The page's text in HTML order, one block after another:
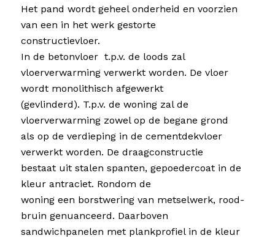
Het pand wordt geheel onderheid en voorzien
van een in het werk gestorte
constructievloer.
In de betonvloer t.p.v. de loods zal
vloerverwarming verwerkt worden. De vloer
wordt monolithisch afgewerkt
(gevlinderd). T.p.v. de woning zal de
vloerverwarming zowel op de begane grond
als op de verdieping in de cementdekvloer
verwerkt worden. De draagconstructie
bestaat uit stalen spanten, gepoedercoat in de
kleur antraciet. Rondom de
woning een borstwering van metselwerk, rood-
bruin genuanceerd. Daarboven
sandwichpanelen met plankprofiel in de kleur